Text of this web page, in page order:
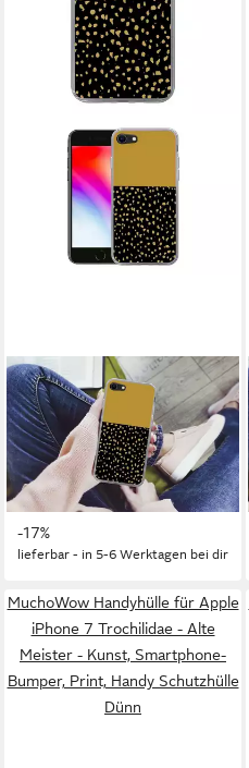
MUCHOWOW
Handyhülle für Apple iPhone
7 Polka dots - Ockergelb -
Schwarz, Smartphone-
Bumper, Print, Handy
Schutzhülle Dünn
19,95 € UVP24,00 €
-17%
lieferbar - in 5-6 Werktagen bei dir
MuchoWow Handyhülle für Apple
iPhone 7 Trochilidae - Alte
Meister - Kunst, Smartphone-
Bumper, Print, Handy Schutzhülle
Dünn